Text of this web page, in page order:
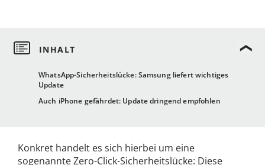
WhatsApp-Sicherheitslücke: Samsung liefert wichtiges
Update
Auch iPhone gefährdet: Update dringend empfohlen
Konkret handelt es sich hierbei um eine
sogenannte Zero-Click-Sicherheitslücke: Diese